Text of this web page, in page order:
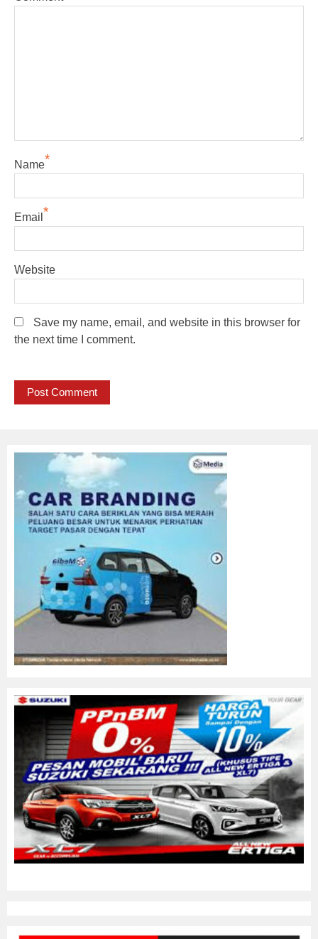
Name*
Email *
Website
Save my name, email, and website in this browser for
the next time I comment.